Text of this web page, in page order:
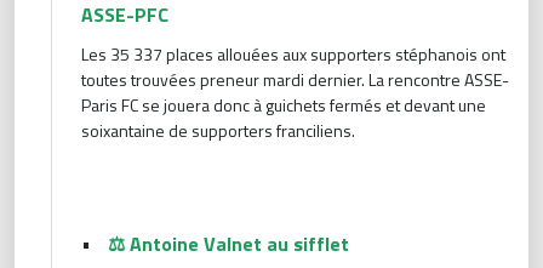
ASSE-PFC
Les 35 337 places allouées aux supporters stéphanois ont
toutes trouvées preneur mardi dernier. La rencontre ASSE-
Paris FC se jouera donc à guichets fermés et devant une
soixantaine de supporters franciliens.
• ⚖️ Antoine Valnet au sifflet